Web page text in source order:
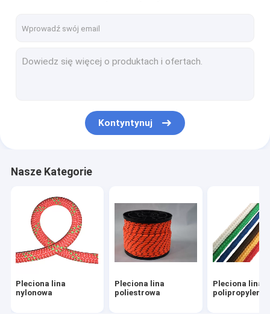
Odblaskowa lina do namiotu
Lina asekuracyjna
Kontyntynuj
Nasze Kategorie
Pleciona lina
nylonowa
Pleciona lina
poliestrowa
Pleciona lina